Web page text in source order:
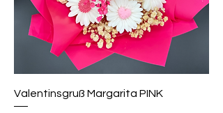
Valentinsgruß Margarita PINK